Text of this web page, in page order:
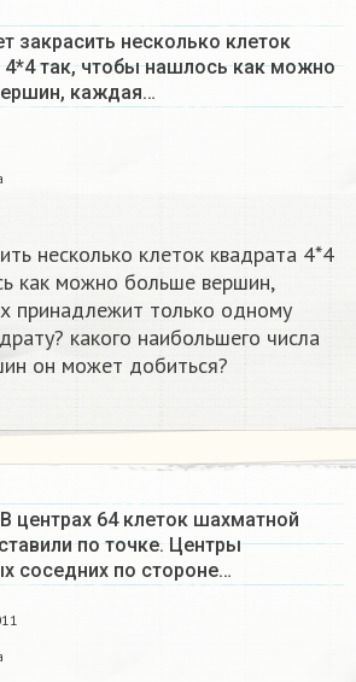
закрасить несколько клеток
4*4 так, чтобы нашлось как можно
каждая…
несколько клеток квадрата 4*4
как можно больше вершин,
принадлежит только одному
какого наибольшего числа
он может добиться?​
центрах 64 клеток шахматной
по точке. Центры
соседних по стороне…